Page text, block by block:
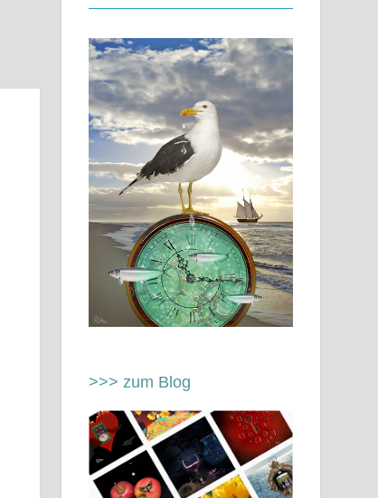
>>> zum Blog